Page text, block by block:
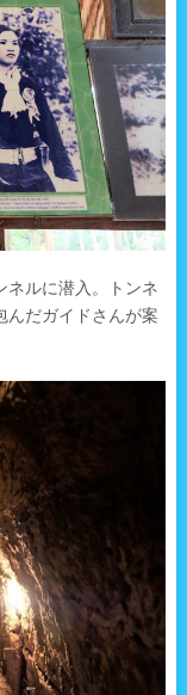
ネルに潜入。トンネ
んだガイドさんが案